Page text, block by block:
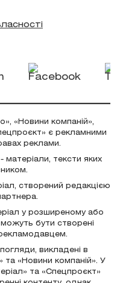
«Новини компаній»,
є рекламними
реклами.
матеріали, тексти яких
створений редакцією
у розширеному або
бути створені
викладені в
та «Новини компаній». У
та «Спецпроєкт»